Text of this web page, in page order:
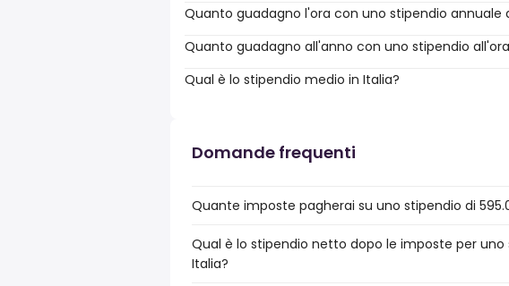
Quanto guadagno l'ora con uno stipendio annuale
Quanto guadagno all'anno con uno stipendio
Qual è lo stipendio medio in Italia?
Domande frequenti
Quante imposte pagherai su uno stipendio di
Qual è lo stipendio netto dopo le imposte per
Italia?